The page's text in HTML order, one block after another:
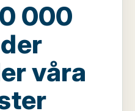
000
våra